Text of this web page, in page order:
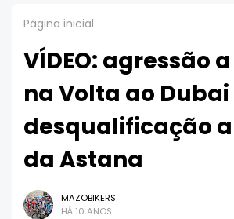
Página inicial
VÍDEO: agressão
na Volta ao
desqualificação
da Astana
MAZOBIKERS
HÁ 10 ANOS